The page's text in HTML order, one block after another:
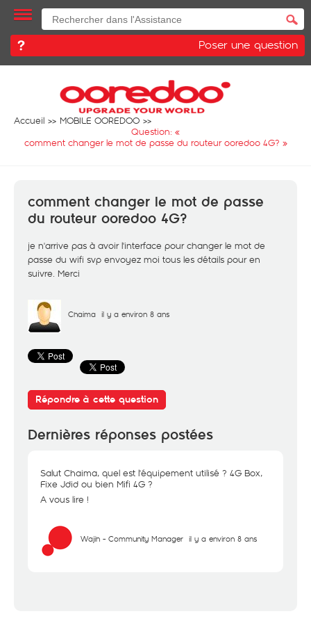
Poser une question
Accueil
MOBILE OOREDOO
Question: «
comment changer le mot de passe du routeur ooredoo 4G? »
comment changer le mot de passe
du routeur ooredoo 4G?
je n'arrive pas à avoir l'interface pour changer le mot de
passe du wifi svp envoyez moi tous les détails pour en
suivre. Merci
Chaima il y a environ 8 ans
Répondre à cette question
Dernières réponses postées
Salut Chaima, quel est l'équipement utilisé ? 4G Box,
Fixe Jdid ou bien Mifi 4G ?
A vous lire !
Wajih - Community Manager il y a environ 8 ans